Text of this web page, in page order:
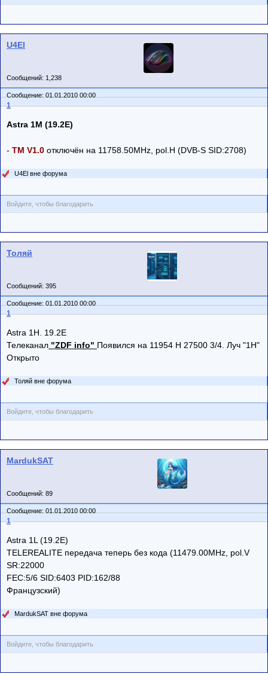
U4El
Сообщений: 1,238
Сообщение: 01.01.2010 00:00
1
Astra 1M (19.2E)
- TM V1.0 отключён на 11758.50MHz, pol.H (DVB-S SID:2708)
U4El вне форума
Войдите, чтобы благодарить
Толяй
Сообщений: 395
Сообщение: 01.01.2010 00:00
1
Astra 1H. 19.2E
Телеканал "ZDF info" Появился на 11954 H 27500 3/4. Луч "1H"
Открыто
Толяй вне форума
Войдите, чтобы благодарить
MardukSAT
Сообщений: 89
Сообщение: 01.01.2010 00:00
1
Astra 1L (19.2E)
TELEREALITE передача теперь без кода (11479.00MHz, pol.V
SR:22000
FEC:5/6 SID:6403 PID:162/88
Французский)
MardukSAT вне форума
Войдите, чтобы благодарить